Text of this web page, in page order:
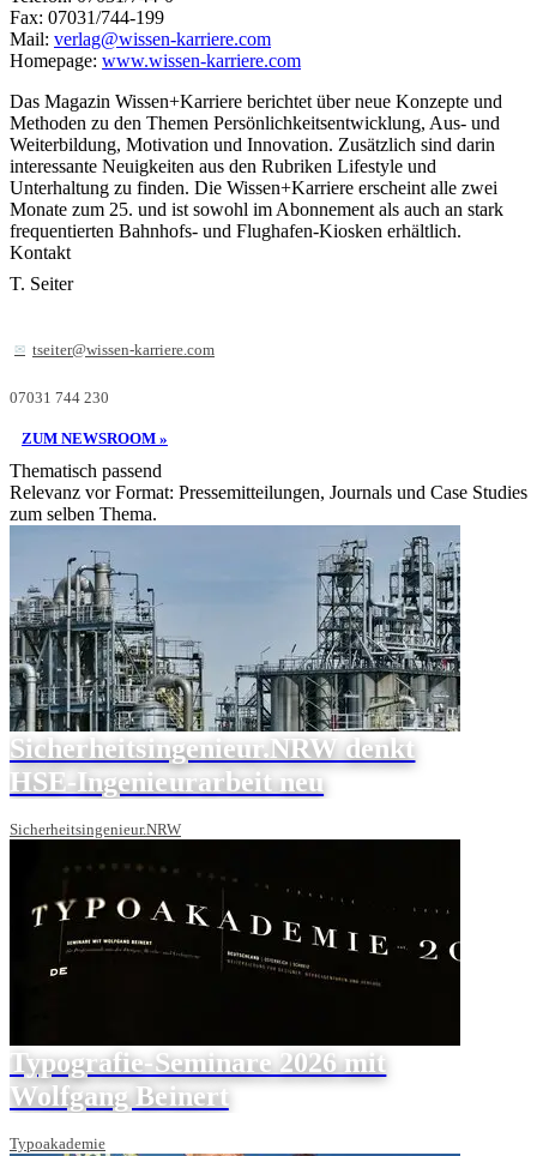
Fax: 07031/744-199
Mail: verlag@wissen-karriere.com
Homepage: www.wissen-karriere.com
Das Magazin Wissen+Karriere berichtet über neue Konzepte und
Methoden zu den Themen Persönlichkeitsentwicklung, Aus- und
Weiterbildung, Motivation und Innovation. Zusätzlich sind darin
interessante Neuigkeiten aus den Rubriken Lifestyle und
Unterhaltung zu finden. Die Wissen+Karriere erscheint alle zwei
Monate zum 25. und ist sowohl im Abonnement als auch an stark
frequentierten Bahnhofs- und Flughafen-Kiosken erhältlich.
Kontakt
T. Seiter
tseiter@wissen-karriere.com
07031 744 230
ZUM NEWSROOM »
Thematisch passend
Relevanz vor Format: Pressemitteilungen, Journals und Case Studies
zum selben Thema.
Sicherheitsingenieur.NRW denkt
HSE-Ingenieurarbeit neu
Sicherheitsingenieur.NRW
Typografie-Seminare 2026 mit
Wolfgang Beinert
Typoakademie